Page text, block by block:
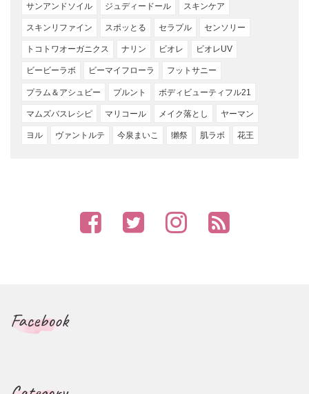
サンアンドソイル ジュディードール スキンケア
スキンリファイン スポッとる セラプル センソリー
トコトワオーガニクス ナリン ビオレ ビオレUV
ビービーラボ ビーマイフローラ フットサニー
プラム＆アシュビー プルント ボディビューティフル21
マムズバスレシピ マリコール メイク落とし ヤーマン
ヨル ヴァントルテ 今泉まいこ 獺祭 肌ラボ 花王
Facebook